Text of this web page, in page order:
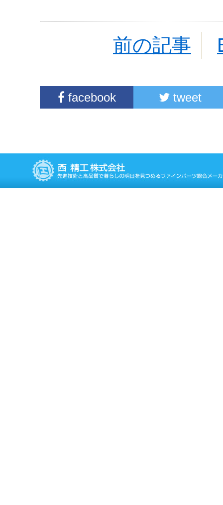
前の記事
facebook tweet